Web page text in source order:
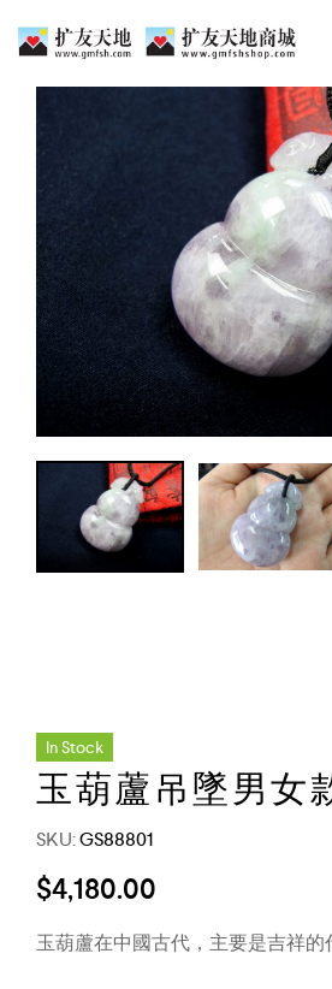
In Stock
玉葫蘆吊墜男女
SKU:GS88801
$4,180.00
玉葫蘆在中國古代，主要是吉祥的